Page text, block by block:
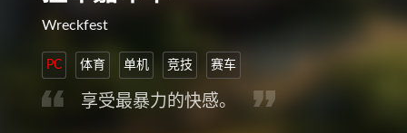
Wreckfest
PC 体育 单机 竞技 赛车
享受最暴力的快感。